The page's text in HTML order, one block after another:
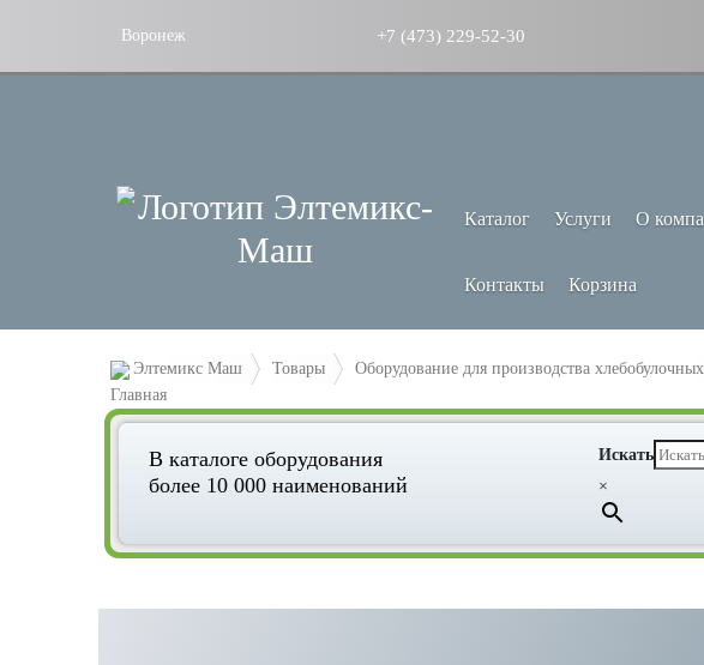
Воронеж +7 (473) 229-52-30
Каталог Услуги О
Контакты Корзина
Элтемикс Маш Товары Оборудование для производства
В каталоге оборудования
более 10 000 наименований
Искать
×